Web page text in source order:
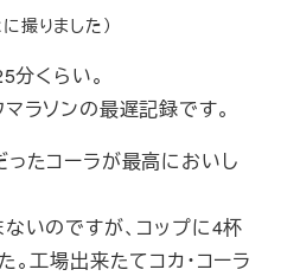
撮りました）
分くらい。
ラソンの最遅記録です。
たコーラが最高においし
いのですが、コップに4杯
。工場出来たてコカ・コーラ